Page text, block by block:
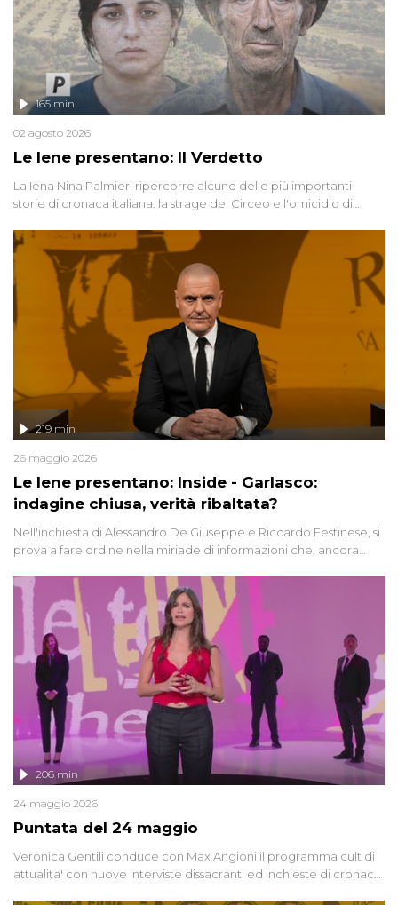
Le Iene presentano: Il Verdetto
165 min
02 agosto 2026
La Iena Nina Palmieri ripercorre alcune delle più importanti
storie di cronaca italiana: la strage del Circeo e l'omicidio di
Le Iene presentano: Inside - Garlasco:
indagine chiusa, verità ribaltata?
219 min
26 maggio 2026
Nell'inchiesta di Alessandro De Giuseppe e Riccardo Festinese, si
prova a fare ordine nella miriade di informazioni che, ancora
giudiziarie più discusse degli ultimi anni. Lo speciale ricostruisce la
vicenda mettendo in fila testimonianze, errori, dettagli
controversi e i protagonisti di un'indagine che sembra non avere
fine.
Puntata del 24 maggio
206 min
24 maggio 2026
Veronica Gentili conduce con Max Angioni il programma cult di
attualita' con nuove interviste dissacranti ed inchieste di cronaca